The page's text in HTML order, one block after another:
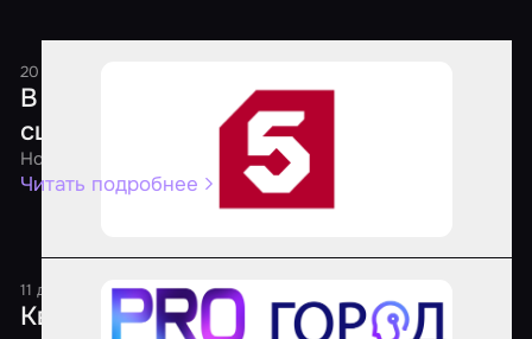
20 февраля 2026
В российских квестах хотят запретить
сцены пыток и опасные моменты
Новые правила для квест-индустрии
Читать подробнее
11 декабря 20251 минута
Квесты по сериалу «Метод» открылись